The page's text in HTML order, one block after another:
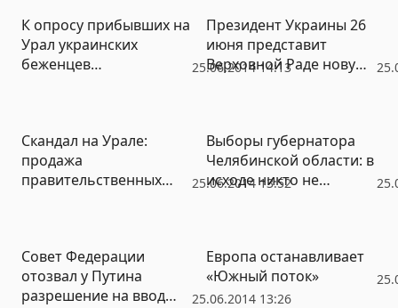
приступ национал-
патриотизма у
корреспондента «НР»
25.06.2014 14:13
К опросу прибывших на
Урал украинских
беженцев
Президент Украины 26
июня представит
Верховной Раде новую
25.06.2014 13:52
Скандал на Урале:
продажа
правительственных
дело
Выборы губернатора
Челябинской области: в
исходе никто не
25.06.2014 13:26
Совет Федерации
отозвал у Путина
разрешение на ввод
Европа останавливает
«Южный поток»